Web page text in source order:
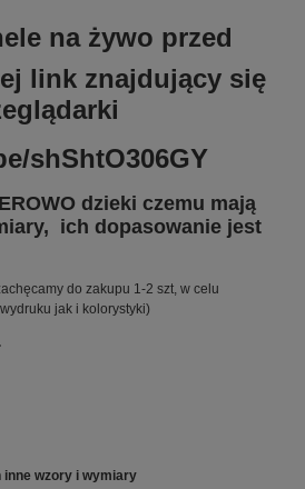
na żywo przed
link znajdujący się
shShtO306GY
dzieki czemu mają
ich dopasowanie jest
do zakupu 1-2 szt, w celu
jak i kolorystyki)
inne wzory i wymiary